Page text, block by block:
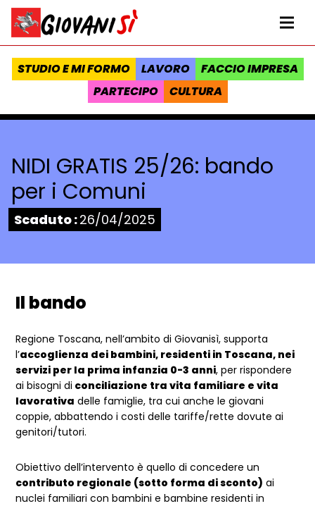
Vai al contenuto
Homepage Giovanisì - Progetto della Regione Toscana
STUDIO E MI FORMO LAVORO
FACCIO IMPRESA
PARTECIPO
CULTURA
NIDI GRATIS 25/26: bando
per i Comuni
Stato:
Scaduto :26/04/2025
Il bando
Regione Toscana, nell’ambito di Giovanisì, supporta
l’accoglienza dei bambini, residenti in Toscana, nei
servizi per la prima infanzia 0-3 anni, per rispondere
ai bisogni di conciliazione tra vita familiare e vita
lavorativa delle famiglie, tra cui anche le giovani
coppie, abbattendo i costi delle tariffe/rette dovute ai
genitori/tutori.
Obiettivo dell’intervento è quello di concedere un
contributo regionale (sotto forma di sconto) ai
nuclei familiari con bambini e bambine residenti in